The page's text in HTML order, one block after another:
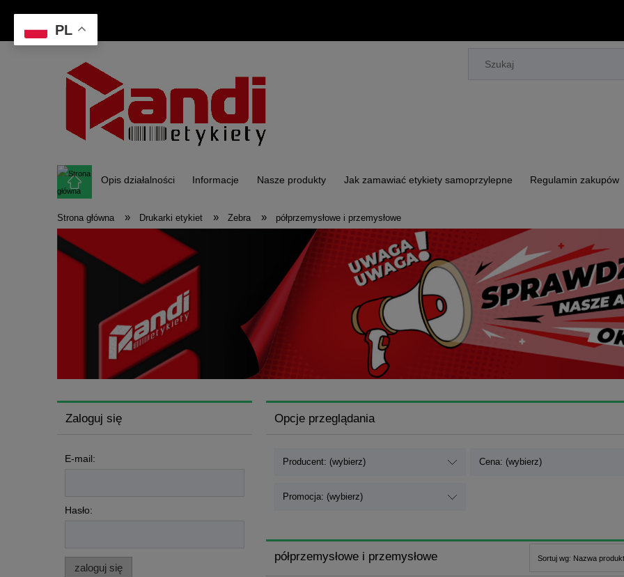
Opis działalności Informacje Nasze produkty Jak zamawiać etykiety samoprzylepne Regulamin zakupów
Strona główna » Drukarki etykiet » Zebra » półprzemysłowe i przemysłowe
Zaloguj się
E-mail:
Hasło:
zaloguj się
Opcje przeglądania
Producent: (wybierz) Cena: (wybierz)
Promocja: (wybierz)
półprzemysłowe i przemysłowe Sortuj wg: Nazwa
PL